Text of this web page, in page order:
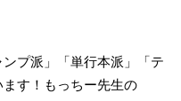
プ派」「単行本派」「テ
す！もっちー先生の